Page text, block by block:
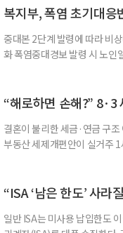
까. 오랜 방송 생활 뒤 전해진
복지부, 폭염 초기대응
중대본 2단계 발령에 따라 비
화 폭염중대경보 발령 시 노인
책본부(중대본) 2단계(심각)가
“해로하면 손해?” 8·3
결혼이 불리한 세금·연금 구
부동산 세제개편안이 실거주
부가 각자 집 한 채씩을 보유하
“ISA ‘남은 한도’ 사라
일반 ISA는 미사용 납입한도